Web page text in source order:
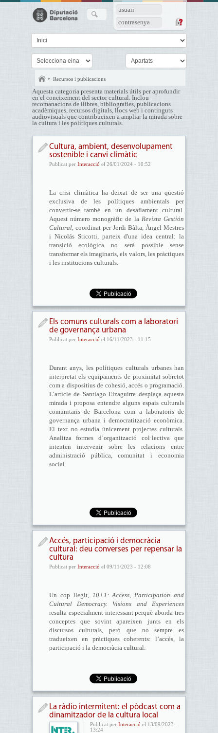
usuari
contrasenya
Recursos i publicacions
Aquesta categoria presenta materials útils per aprofundir
en el coneixement del sector cultural. Inclou
recomanacions de llibres, bibliografies, publicacions
acadèmiques, recursos digitals, llocs web i continguts
audiovisuals que contribueixen a ampliar la mirada sobre
la cultura i les polítiques culturals.
Cultura, ambient, desenvolupament
sostenible i canvi climàtic
Publicat per Interacció el 26/01/2024 - 10:52
La crisi climàtica ha deixat de ser una qüestió
exclusiva de les polítiques ambientals per
convertir-se també en un desafiament cultural.
Aquest número monogràfic de la Revista Gestión
Cultural, coordinat per Jordi Bàlta, Àngel Mestres
i Nicolás Sticotti, parteix d'una idea central: la
transició ecològica no serà possible sense
transformar els imaginaris, els valors, les pràctiques
i les institucions culturals.
Els comuns culturals com a laboratori
de governança urbana
Publicat per Interacció el 16/11/2023 - 11:15
Durant anys, les polítiques culturals urbanes han
interpretat els equipaments de proximitat sobretot
com a dispositius de cohesió, accés o programació.
L’article de Santiago Eizaguirre desplaça aquesta
mirada i proposa entendre alguns espais culturals
comunitaris de Barcelona com a laboratoris de
governança urbana i democratització econòmica.
El text no estudia únicament projectes culturals.
Analitza formes d’organització col·lectiva que
intenten intervenir sobre les relacions entre
administració pública, comunitat i economia
social.
Accés, participació i democràcia
cultural: deu converses per repensar la
cultura
Publicat per Interacció el 09/11/2023 - 12:08
Un cop llegit, 10+1: Access, Participation and
Cultural Democracy. Visions and Experiences
resulta especialment interessant perquè aborda tres
conceptes que sovint apareixen junts en els
discursos culturals, però que no sempre es
tradueixen en pràctiques coherents: l’accés, la
participació i la democràcia cultural.
La ràdio intermitent: el pòdcast com a
dinamitzador de la cultura local
Publicat per Interacció el 13/09/2023 -
13:24